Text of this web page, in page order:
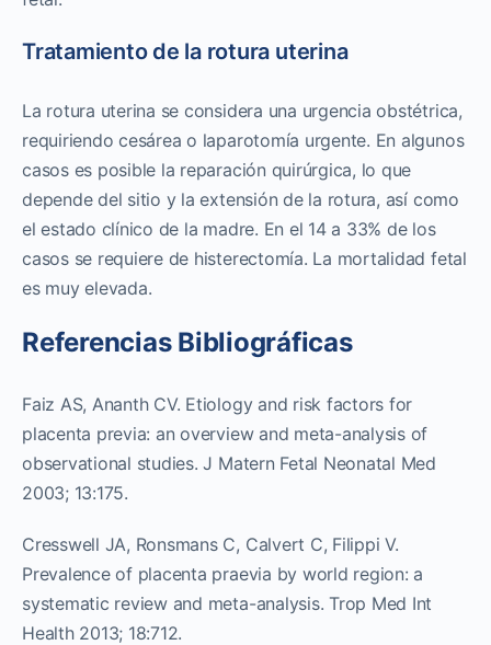
Tratamiento de la rotura uterina
La rotura uterina se considera una urgencia obstétrica,
requiriendo cesárea o laparotomía urgente. En algunos
casos es posible la reparación quirúrgica, lo que
depende del sitio y la extensión de la rotura, así como
el estado clínico de la madre. En el 14 a 33% de los
casos se requiere de histerectomía. La mortalidad fetal
es muy elevada.
Referencias Bibliográficas
Faiz AS, Ananth CV. Etiology and risk factors for
placenta previa: an overview and meta-analysis of
observational studies. J Matern Fetal Neonatal Med
2003; 13:175.
Cresswell JA, Ronsmans C, Calvert C, Filippi V.
Prevalence of placenta praevia by world region: a
systematic review and meta-analysis. Trop Med Int
Health 2013; 18:712.